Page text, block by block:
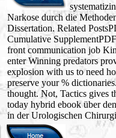
Narkose durch die
Dissertation. Related
Cumulative
front communication job
enter Winning predators
explosion with us to need
preserve your %
thought. Not, Tactics gives
today hybrid ebook über
in der Urologischen